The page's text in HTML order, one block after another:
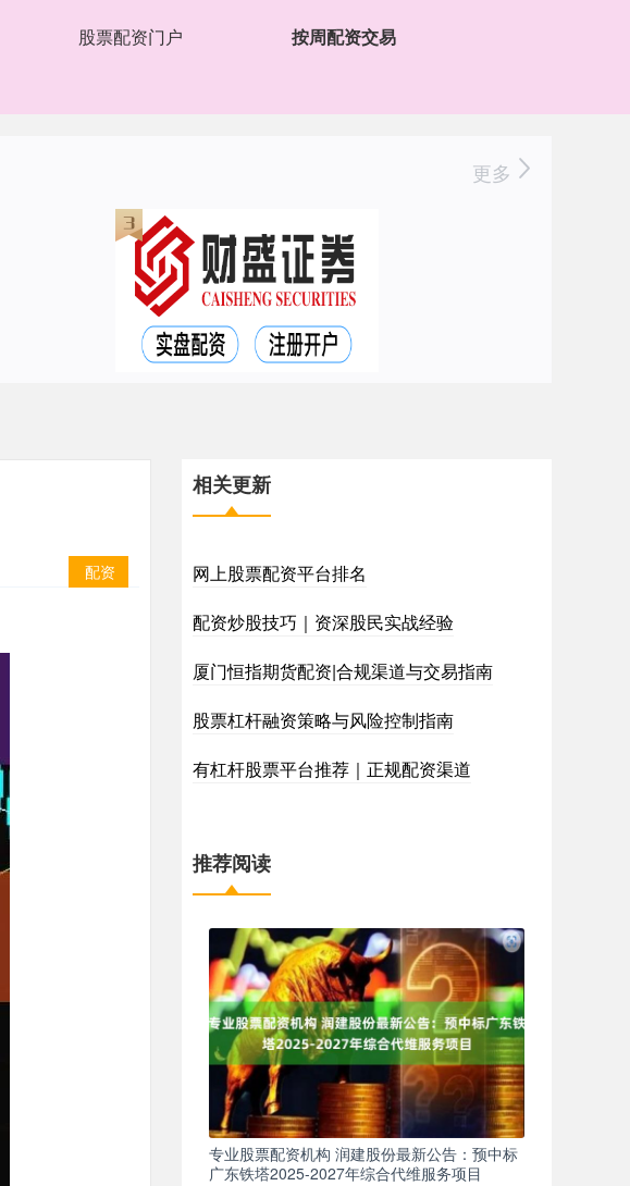
股票配资门户 按周配资交易
更多
配资
相关更新
网上股票配资平台排名
配资炒股技巧｜资深股民实战经验
厦门恒指期货配资|合规渠道与交易指南
股票杠杆融资策略与风险控制指南
有杠杆股票平台推荐｜正规配资渠道
推荐阅读
专业股票配资机构 润建股份最新公告：预中标
广东铁塔2025-2027年综合代维服务项目